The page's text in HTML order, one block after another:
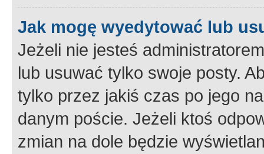
Jak mogę wyedytować lub
Jeżeli nie jesteś
lub usuwać tylko swoje posty.
tylko przez jakiś czas po jego
danym poście. Jeżeli ktoś
zmian na dole będzie